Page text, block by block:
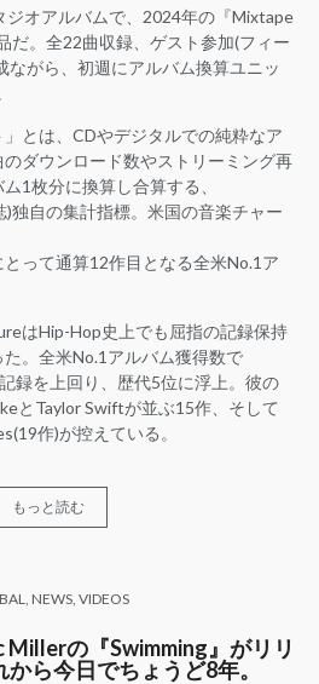
ジオアルバムで、2024年の『Mixtape
だ。全22曲収録、ゲスト参加(フィー
ながら、初週にアルバム換算ユニッ
とは、CDやデジタルでの純粋なア
ダウンロード数やストリーミング再
1枚分に換算し合算する、
独自の集計指標。米国の音楽チャー
って通算12作目となる全米No.1ア
はHip-Hop史上でも屈指の記録保持
。全米No.1アルバム獲得数で
録を上回り、歴代5位に浮上。彼の
とTaylor Swiftが並ぶ15作、そして
作)が控えている。
もっと読む
, NEWS, VIDEOS
の『Swimming』がリリ
ら今日でちょうど8年。